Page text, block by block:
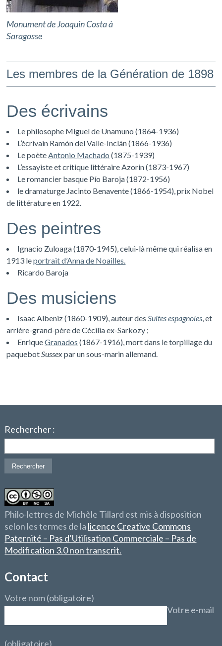
Monument de Joaquin Costa à
Saragosse
Les membres de la Génération de 1898
Des écrivains
Le philosophe Miguel de Unamuno (1864-1936)
L’écrivain Ramón del Valle-Inclán (1866-1936)
Le poèteAntonio Machado (1875-1939)
L’essayiste et critique littéraire Azorin (1873-1967)
Le romancier basque Pío Baroja (1872-1956)
le dramaturge Jacinto Benavente (1866-1954), prix Nobel
de littérature en 1922.
Des peintres
Ignacio Zuloaga (1870-1945), celui-là même qui réalisa en
1913 leportrait d’Anna de Noailles.
Ricardo Baroja
Des musiciens
Isaac Albeniz (1860-1909), auteur desSuites espagnoles, et
arrière-grand-père de Cécilia ex-Sarkozy ;
EnriqueGranados (1867-1916), mort dans le torpillage du
paquebotSussexpar un sous-marin allemand.
Rechercher :
Philo-lettres de Michèle Tillard est mis à disposition
selon les termes de la licence Creative Commons
Paternité – Pas d’Utilisation Commerciale – Pas de
Modification 3.0 non transcrit.
Contact
Votre nom (obligatoire)
Votre e-mail
(obligatoire)